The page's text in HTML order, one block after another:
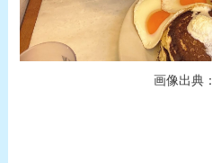
画像出典：